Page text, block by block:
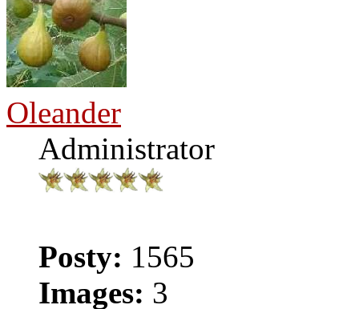
Oleander
Administrator
Posty: 1565
Images: 3